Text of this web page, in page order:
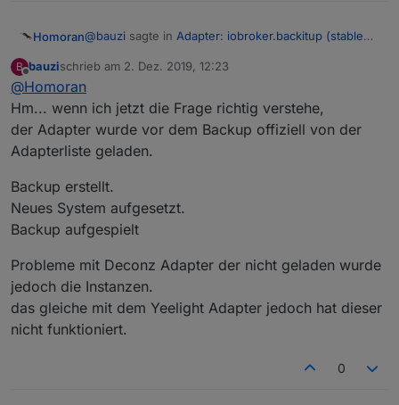
Homoran@bauzi sagte in Adapter: iobroker.backitup (stable
wurde. Warum auch immer.
War beim Backup der Adapter im offiziellen Repo,
oder nur auf Github?
B
Offline
bauzischrieb am 2. Dez. 2019, 12:23
zuletzt editiert von
@Homoran
Hm... wenn ich jetzt die Frage richtig verstehe,
der Adapter wurde vor dem Backup offiziell von der
Adapterliste geladen.
Backup erstellt.
Neues System aufgesetzt.
Backup aufgespielt
Probleme mit Deconz Adapter der nicht geladen wurde
jedoch die Instanzen.
das gleiche mit dem Yeelight Adapter jedoch hat dieser
nicht funktioniert.
0